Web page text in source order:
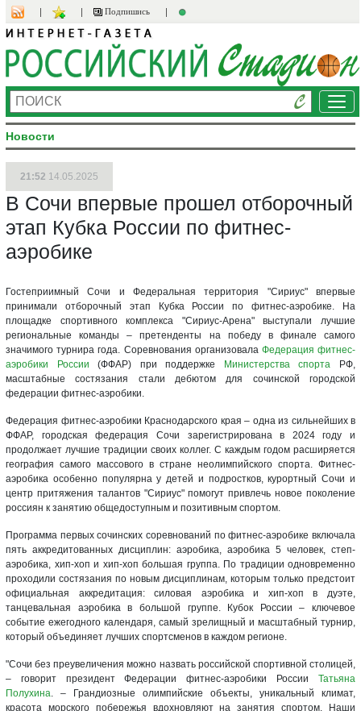
Подпишись
Новости
21:52 14.05.2025
В Сочи впервые прошел отборочный
этап Кубка России по фитнес-
аэробике
Гостеприимный Сочи и Федеральная территория "Сириус" впервые
принимали отборочный этап Кубка России по фитнес-аэробике. На
площадке спортивного комплекса "Сириус-Арена" выступали лучшие
региональные команды – претенденты на победу в финале самого
значимого турнира года. Соревнования организовала Федерация фитнес-
аэробики России(ФФАР) при поддержке Министерства спорта РФ,
масштабные состязания стали дебютом для сочинской городской
федерации фитнес-аэробики.
Федерация фитнес-аэробики Краснодарского края – одна из сильнейших в
ФФАР, городская федерация Сочи зарегистрирована в 2024 году и
продолжает лучшие традиции своих коллег. С каждым годом расширяется
география самого массового в стране неолимпийского спорта. Фитнес-
аэробика особенно популярна у детей и подростков, курортный Сочи и
центр притяжения талантов "Сириус" помогут привлечь новое поколение
россиян к занятию общедоступным и позитивным спортом.
Программа первых сочинских соревнований по фитнес-аэробике включала
пять аккредитованных дисциплин: аэробика, аэробика 5 человек, степ-
аэробика, хип-хоп и хип-хоп большая группа. По традиции одновременно
проходили состязания по новым дисциплинам, которым только предстоит
официальная аккредитация: силовая аэробика и хип-хоп в дуэте,
танцевальная аэробика в большой группе. Кубок России – ключевое
событие ежегодного календаря, самый зрелищный и масштабный турнир,
который объединяет лучших спортсменов в каждом регионе.
"Сочи без преувеличения можно назвать российской спортивной столицей,
– говорит президент Федерации фитнес-аэробики России Татьяна
Полухина. – Грандиозные олимпийские объекты, уникальный климат,
красота морского побережья вдохновляют на занятия спортом. Наши